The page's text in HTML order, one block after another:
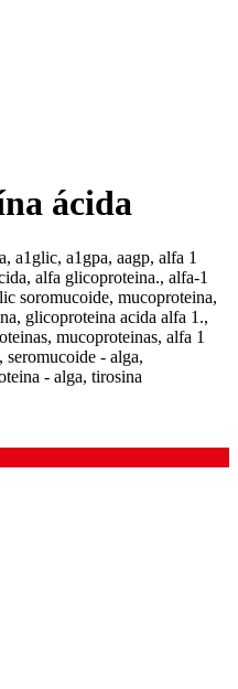
ácida
a1glic, a1gpa, aagp, alfa 1
alfa glicoproteina., alfa-1
soromucoide, mucoproteina,
glicoproteina acida alfa 1.,
mucoproteinas, alfa 1
seromucoide - alga,
- alga, tirosina